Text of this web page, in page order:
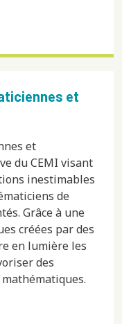
et
et
du CEMI visant
inestimables
de
Grâce à une
créées par des
en lumière les
des